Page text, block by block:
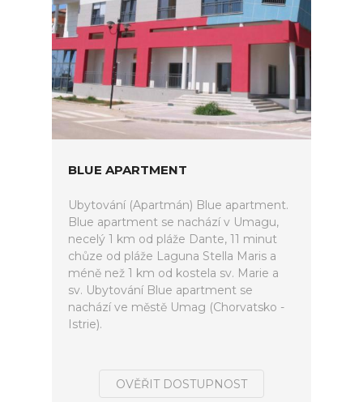
BLUE APARTMENT
Ubytování (Apartmán) Blue apartment.
Blue apartment se nachází v Umagu,
necelý 1 km od pláže Dante, 11 minut
chůze od pláže Laguna Stella Maris a
méně než 1 km od kostela sv. Marie a
sv. Ubytování Blue apartment se
nachází ve městě Umag (Chorvatsko -
Istrie).
OVĚŘIT DOSTUPNOST